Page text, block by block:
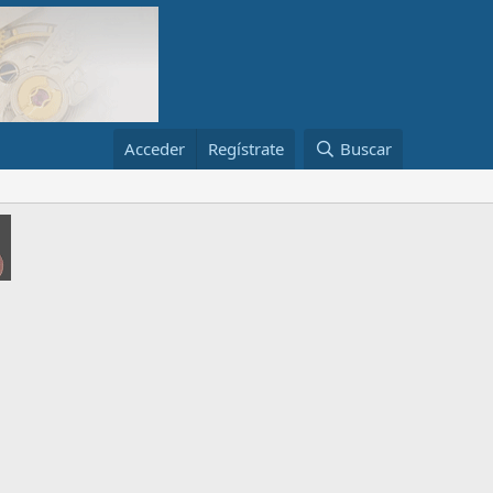
Acceder Regístrate Buscar